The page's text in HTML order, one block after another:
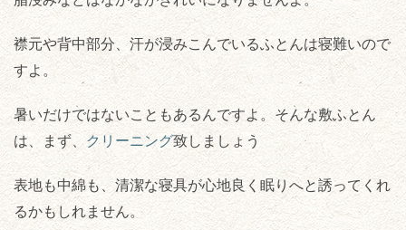
襟元や背中部分、汗が浸みこんでいるふとんは寝難いので
すよ。
暑いだけではないこともあるんですよ。そんな敷ふとん
は、まず、 クリーニング致しましょう
表地も中綿も、清潔な寝具が心地良く眠りへと誘ってくれ
るかもしれません。